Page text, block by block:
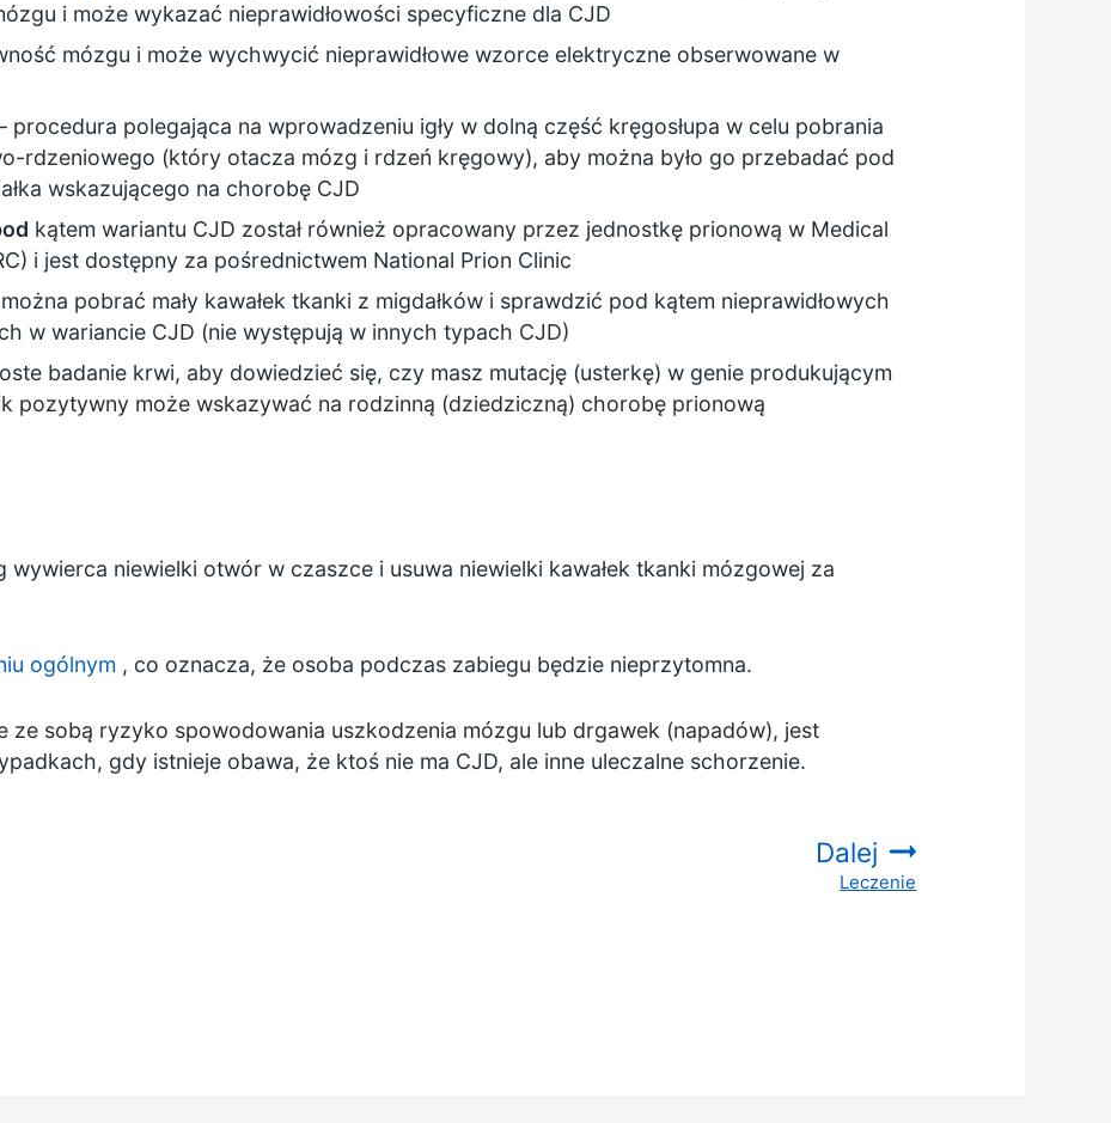
i może wykazać nieprawidłowości specyficzne dla CJD
mózgu i może wychwycić nieprawidłowe wzorce elektryczne obserwowane w
procedura polegająca na wprowadzeniu igły w dolną część kręgosłupa w celu pobrania
rdzeniowego (który otacza mózg i rdzeń kręgowy), aby można było go przebadać pod
wskazującego na chorobę CJD
kątem wariantu CJD został również opracowany przez jednostkę prionową w Medical
i jest dostępny za pośrednictwem National Prion Clinic
pobrać mały kawałek tkanki z migdałków i sprawdzić pod kątem nieprawidłowych
w wariancie CJD (nie występują w innych typach CJD)
badanie krwi, aby dowiedzieć się, czy masz mutację (usterkę) w genie produkującym
pozytywny może wskazywać na rodzinną (dziedziczną) chorobę prionową
wywierca niewielki otwór w czaszce i usuwa niewielki kawałek tkanki mózgowej za
ogólnym , co oznacza, że osoba podczas zabiegu będzie nieprzytomna.
ze sobą ryzyko spowodowania uszkodzenia mózgu lub drgawek (napadów), jest
gdy istnieje obawa, że ktoś nie ma CJD, ale inne uleczalne schorzenie.
Dalej
:
Leczenie